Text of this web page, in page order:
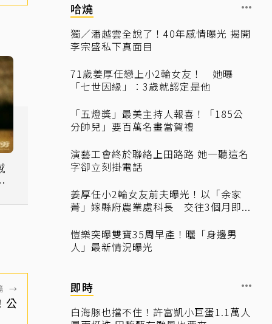
→
公
哈燒
獨／潘越雲全說了！40年感情曝光 揭開
李宗盛私下真面目
71歲姜厚任戀上小2輪女友！ 她曝
「七世因緣」：3歲就認定是他
「五燈獎」最美主持人報喜！「185公
分帥兒」要百萬名畫當賀禮
演藝工會終於聯絡上田路路 她一聽這名
字卻立刻掛電話
姜厚任小2輪女友前夫曝光！以「余家
菁」嫁縣府農業處科長 交往3個月即...
愷樂突曝雙寶35周早產！曬「身邊男
人」最新情況曝光
即時
白海豚也擋不住！許富凱小巨蛋1.1萬人